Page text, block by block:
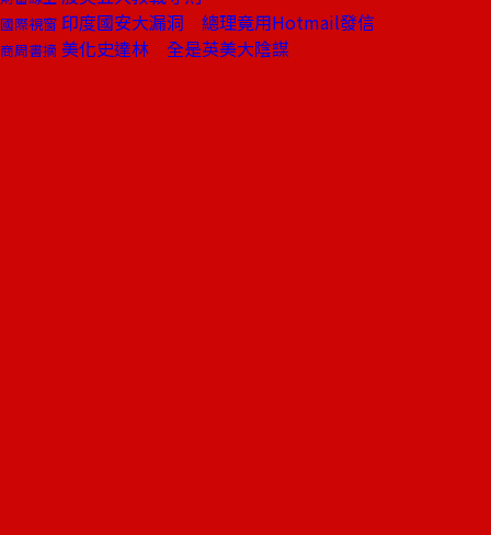
國際視窗 印度國安大漏洞 總理竟用Hotmail發信
商周書摘 美化史達林 全是英美大陰謀